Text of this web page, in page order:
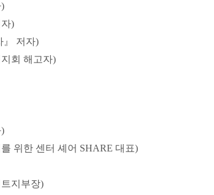
)
』 저자)
회 해고자)
위한 센터 셰어 SHARE 대표)
지부장)